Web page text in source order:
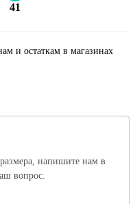
41
и остаткам в магазинах
напишите нам в
вопрос.